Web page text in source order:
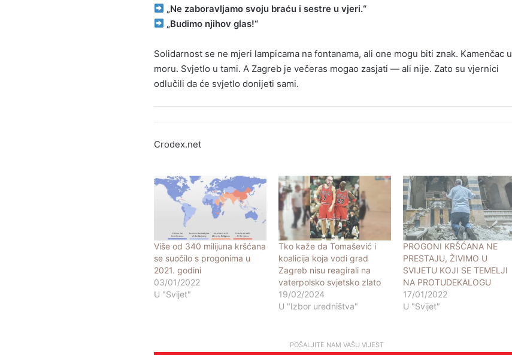
„Ne zaboravljamo svoju braću i sestre u vjeri.“
„Budimo njihov glas!“
Solidarnost se ne mjeri lampicama na fontanama, ali one mogu biti znak. Kamenčac u
moru. Svjetlo u tami. A Zagreb je večeras mogao zasjati — ali nije. Zato su vjernici
odlučili da će svjetlo donijeti sami.
Crodex.net
Više od 340 milijuna kršćana
se suočilo s progonima u
2021. godini
03/01/2022
U "Svijet"
Tko kaže da Tomašević i
koalicija koja vodi grad
Zagreb nisu reagirali na
vaterpolsko svjetsko zlato
19/02/2024
U "Izbor uredništva"
PROGONI KRŠĆANA NE
PRESTAJU, ŽIVIMO U
SVIJETU KOJI SE TEMELJI
NA PROTUDEKALOGU
17/01/2022
U "Svijet"
POŠALJITE NAM VAŠU VIJEST